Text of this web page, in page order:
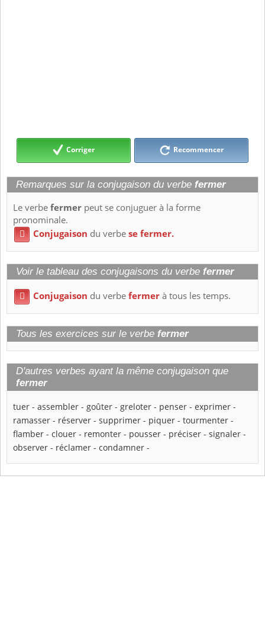
Corriger Recommencer
Remarques sur la conjugaison du verbe fermer
Le verbefermer peut se conjuguer à la forme
pronominale.
 Conjugaison du verbese fermer.
Voir le tableau des conjugaisons du verbe fermer
 Conjugaison du verbefermerà tous les temps.
Tous les exercices sur le verbe fermer
D'autres verbes ayant la même conjugaison que
fermer
tuer - assembler - goûter - greloter - penser - exprimer -
ramasser - réserver - supprimer - piquer - tourmenter -
flamber - clouer - remonter - pousser - préciser - signaler -
observer - réclamer - condamner -